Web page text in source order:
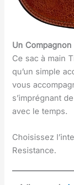
Un
Ce sac à main
qu’un simple
vous
s’imprégnant
avec le temps.
Choisissez
Resistance.